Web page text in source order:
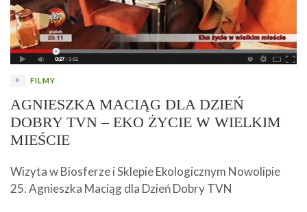
FILMY
AGNIESZKA MACIĄG DLA DZIEŃ
DOBRY TVN – EKO ŻYCIE W WIELKIM
MIEŚCIE
Wizyta w Biosferze i Sklepie Ekologicznym Nowolipie
25. Agnieszka Maciąg dla Dzień Dobry TVN